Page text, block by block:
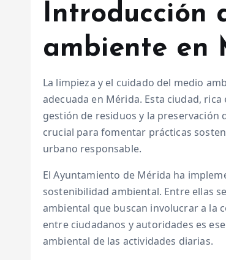
Introducción
ambiente en
La limpieza y el cuidado del medio
adecuada en Mérida. Esta ciudad,
gestión de residuos y la preservación
crucial para fomentar prácticas
urbano responsable.
El Ayuntamiento de Mérida ha
sostenibilidad ambiental. Entre ellas
ambiental que buscan involucrar a la
entre ciudadanos y autoridades es
ambiental de las actividades diarias.